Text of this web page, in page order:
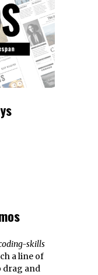
skills
a line of
drag and